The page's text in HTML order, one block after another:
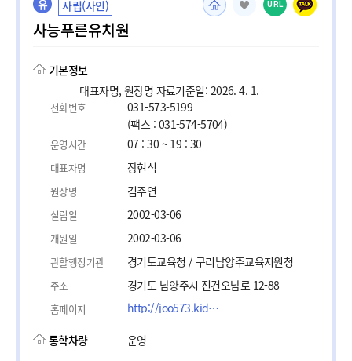
유 사립(사인)
사능푸른유치원
URL
기본정보
대표자명, 원장명 자료기준일: 2026. 4. 1.
전화번호
031-573-5199
(팩스 : 031-574-5704)
운영시간 07 : 30 ~ 19 : 30
대표자명 장현식
원장명 김주연
설립일 2002-03-06
개원일 2002-03-06
관할행정기관 경기도교육청 / 구리남양주교육지원청
주소 경기도 남양주시 진건오남로 12-88
홈페이지 http://joo573.kidsnote.ac
통학차량
운영